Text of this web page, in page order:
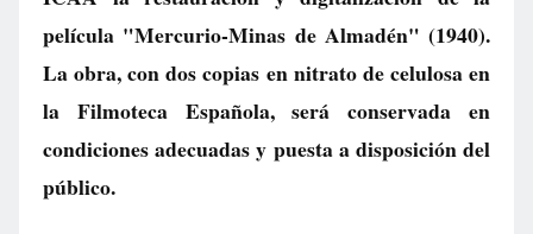
película "Mercurio-Minas de Almadén" (1940).
La obra, con dos copias en nitrato de celulosa en
la Filmoteca Española, será conservada en
condiciones adecuadas y puesta a disposición del
público.